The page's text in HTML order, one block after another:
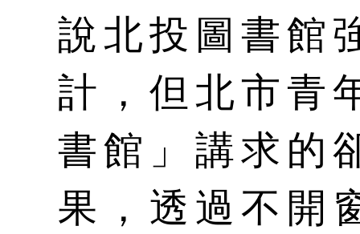
說北投圖書館
計，但北市青
書館」講求的
果，透過不開